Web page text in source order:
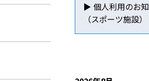
▶ 個人利用のお
（スポーツ施設）